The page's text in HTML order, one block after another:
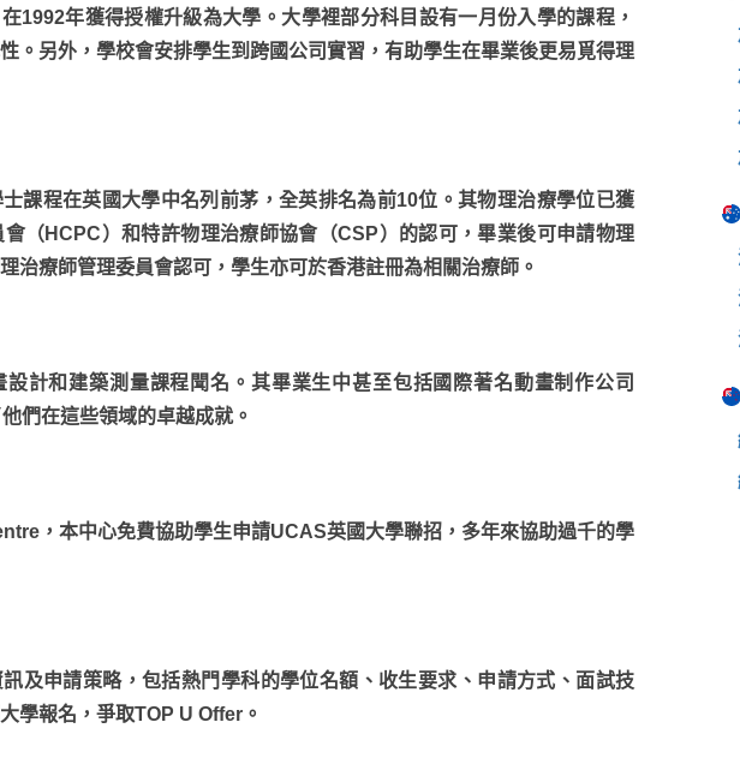
1992年獲得授權升級為大學。大學裡部分科目設有一月份入學的課程，
。另外，學校會安排學生到跨國公司實習，有助學生在畢業後更易覓得理
課程在英國大學中名列前茅，全英排名為前10位。其物理治療學位已獲
（HCPC）和特許物理治療師協會（CSP）的認可，畢業後可申請物理
治療師管理委員會認可，學生亦可於香港註冊為相關治療師。
計和建築測量課程聞名。其畢業生中甚至包括國際著名動畫制作公司
們在這些領域的卓越成就。
，本中心免費協助學生申請UCAS英國大學聯招，多年來協助過千的學
及申請策略，包括熱門學科的學位名額、收生要求、申請方式、面試技
學報名，爭取TOP U Offer。